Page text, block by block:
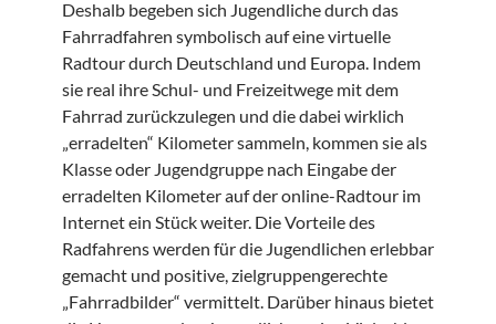
Deshalb begeben sich Jugendliche durch das
Fahrradfahren symbolisch auf eine virtuelle
Radtour durch Deutschland und Europa. Indem
sie real ihre Schul- und Freizeitwege mit dem
Fahrrad zurückzulegen und die dabei wirklich
„erradelten“ Kilometer sammeln, kommen sie als
Klasse oder Jugendgruppe nach Eingabe der
erradelten Kilometer auf der online-Radtour im
Internet ein Stück weiter. Die Vorteile des
Radfahrens werden für die Jugendlichen erlebbar
gemacht und positive, zielgruppengerechte
„Fahrradbilder“ vermittelt. Darüber hinaus bietet